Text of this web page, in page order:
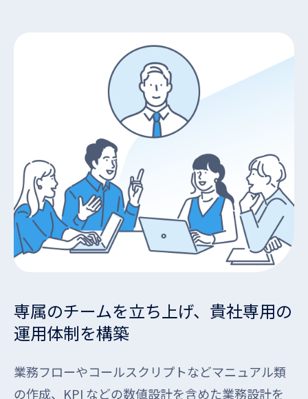
専属のチームを立ち上げ、貴社専用の
運用体制を構築
業務フローやコールスクリプトなどマニュアル類
の作成、KPI などの数値設計を含めた業務設計を